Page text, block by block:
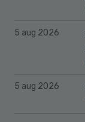
5 aug 2026
5 aug 2026